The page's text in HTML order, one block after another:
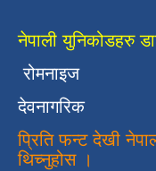
नेपाली युनिकोडहरु
रोमनाइज
देवनागरिक
प्रिति फन्ट देखी
थिच्नुहोस ।